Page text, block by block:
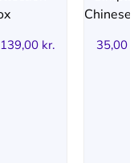
139,00 kr. 35,00